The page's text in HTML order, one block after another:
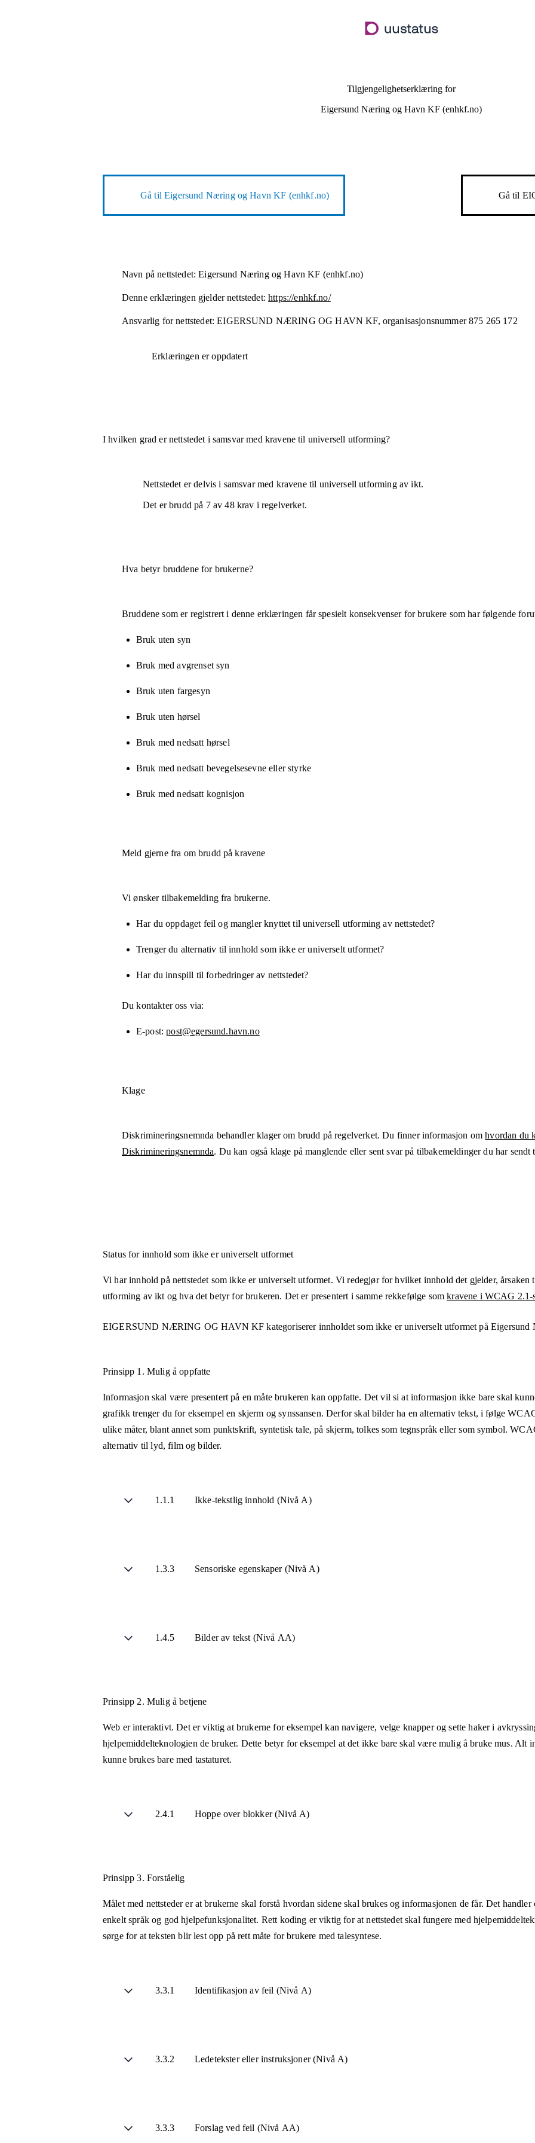
hovedinnhold
Tilgjengelighetserklæring for
Eigersund Næring og Havn KF (enhkf.no)
Gå tilEigersund Næring og Havn KF (enhkf.no) Gå til
Navn på nettstedet: Eigersund Næring og Havn KF (enhkf.no)
Denne erklæringen gjelder nettstedet: https://enhkf.no/
Ansvarlig for nettstedet: EIGERSUND NÆRING OG HAVN KF, organisasjonsnummer 875 265 172
Erklæringen er oppdatert
I hvilken grad er nettstedet i samsvar med kravene til universell utforming?
Nettstedet erdelvis i samsvarmed kravene til universell utforming av ikt.
Det er brudd på 7av48krav i regelverket.
Hva betyr bruddene for brukerne?
Bruddene som er registrert i denne erklæringen får spesielt konsekvenser for brukere som har følgende
Bruk uten syn
Bruk med avgrenset syn
Bruk uten fargesyn
Bruk uten hørsel
Bruk med nedsatt hørsel
Bruk med nedsatt bevegelsesevne eller styrke
Bruk med nedsatt kognisjon
Meld gjerne fra om brudd på kravene
Vi ønsker tilbakemelding fra brukerne.
Har du oppdaget feil og mangler knyttet til universell utforming av nettstedet?
Trenger du alternativ til innhold som ikke er universelt utformet?
Har du innspill til forbedringer av nettstedet?
Du kontakter oss via:
E-post post@egersund.havn.no
Klage
Diskrimineringsnemnda behandler klager om brudd på regelverket. Du finner informasjon omhvordan du
Diskrimineringsnemnda. Du kan også klage på manglende eller sent svar på tilbakemeldinger du har sendt
Status for innhold som ikke er universelt utformet
Vi har innhold på nettstedet som ikke er universelt utformet. Vi redegjør for hvilket innhold det gjelder,
utforming av ikt og hva det betyr for brukeren. Det er presentert i samme rekkefølge somkravene i WCAG 2.1-
EIGERSUND NÆRING OG HAVN KF kategoriserer innholdet som ikke er universelt utformet på Eigersund
Prinsipp 1. Mulig å oppfatte
Informasjon skal være presentert på en måte brukeren kan oppfatte. Det vil si at informasjon ikke bare skal
grafikk trenger du for eksempel en skjerm og synssansen. Derfor skal bilder ha en alternativ tekst, i følge
ulike måter, blant annet som punktskrift, syntetisk tale, på skjerm, tolkes som tegnspråk eller som symbol.
alternativ til lyd, film og bilder.
1.1.1 Ikke-tekstlig innhold (Nivå A)
1.3.3 Sensoriske egenskaper (Nivå A)
1.4.5 Bilder av tekst (Nivå AA)
Prinsipp 2. Mulig å betjene
Web er interaktivt. Det er viktig at brukerne for eksempel kan navigere, velge knapper og sette haker i
hjelpemiddelteknologien de bruker. Dette betyr for eksempel at det ikke bare skal være mulig å bruke mus. Alt
kunne brukes bare med tastaturet.
2.4.1 Hoppe over blokker (Nivå A)
Prinsipp 3. Forståelig
Målet med nettsteder er at brukerne skal forstå hvordan sidene skal brukes og informasjonen de får. Det
enkelt språk og god hjelpefunksjonalitet. Rett koding er viktig for at nettstedet skal fungere med
sørge for at teksten blir lest opp på rett måte for brukere med talesyntese.
3.3.1 Identifikasjon av feil (Nivå A)
3.3.2 Ledetekster eller instruksjoner (Nivå A)
3.3.3 Forslag ved feil (Nivå AA)